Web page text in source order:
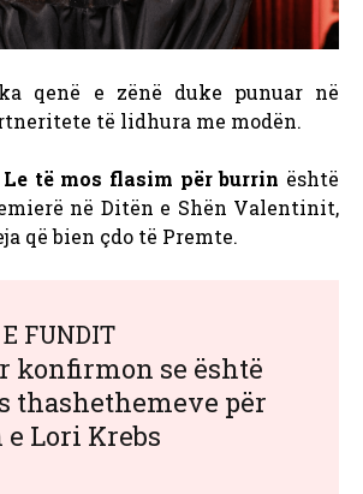
qenë e zënë duke punuar në
të lidhura me modën.
Le të mos flasim për burrin është
në Ditën e Shën Valentinit,
që bien çdo të Premte.
FUNDIT
konfirmon se është
thashethemeve për
Lori Krebs